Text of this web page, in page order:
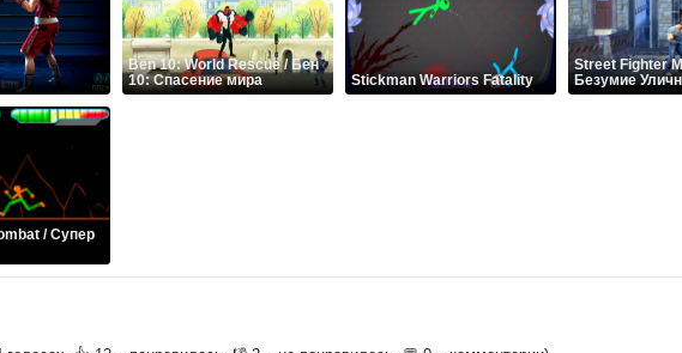
Ben 10: World Rescue / Бен
10: Спасение мира
Stickman Warriors Fatality
Street Fighter
Безумие
/ Супер